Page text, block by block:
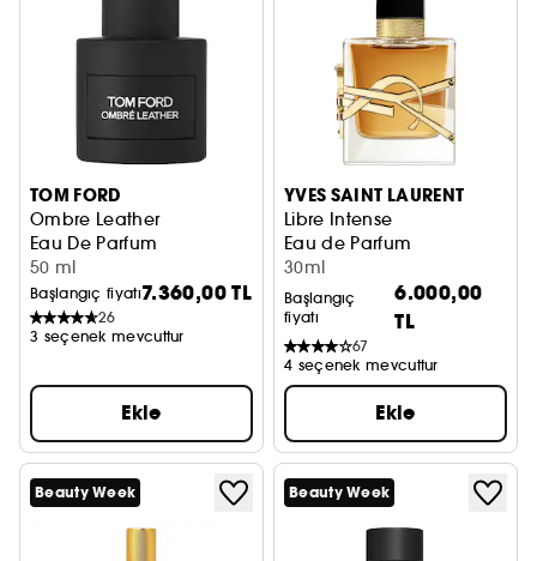
TOM FORD
Ombre Leather
Eau De Parfum
50 ml
Başlangıç fiyatı7.360,00 TL
26
3 seçenek mevcuttur
Ekle
YVES SAINT LAURENT
Libre Intense
Eau de Parfum
30ml
Başlangıç
fiyatı
6.000,00
TL
67
4 seçenek mevcuttur
Ekle
Beauty Week Beauty Week